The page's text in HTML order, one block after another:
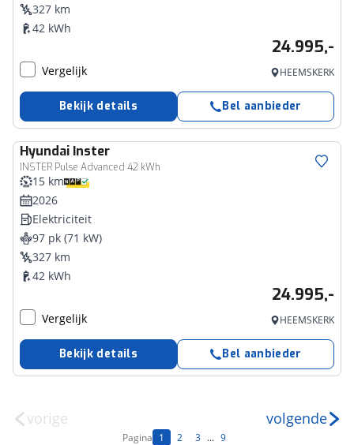
327 km
42 kWh
24.995,-
Vergelijk HEEMSKERK
Bekijk details Bel aanbieder
Hyundai Inster
INSTER Pulse Advanced 42 kWh
15 km
2026
Elektriciteit
97 pk (71 kW)
327 km
42 kWh
24.995,-
Vergelijk HEEMSKERK
Bekijk details Bel aanbieder
vorige
Pagina 1 2 3 ... 9
volgende